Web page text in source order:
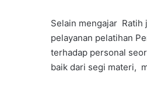
Selain mengajar Ratih
pelayanan pelatihan
terhadap personal
baik dari segi materi,